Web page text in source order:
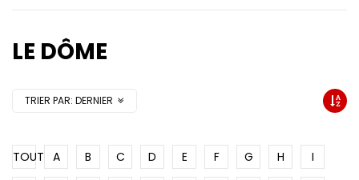
LE DÔME
TRIER PAR: DERNIER
TOUT A B C D E F G H
I